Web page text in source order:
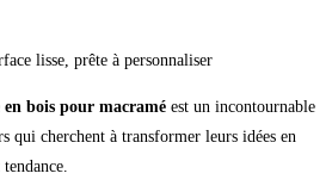
lisse, prête à personnaliser
en bois pour macramé est un incontournable
qui cherchent à transformer leurs idées en